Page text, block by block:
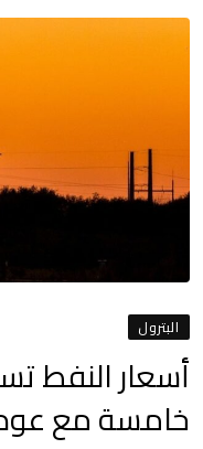
البترول
أسعار النفط
خامسة مع